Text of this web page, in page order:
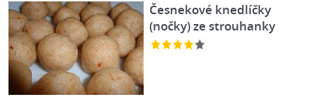
Česnekové knedlíčky
(nočky) ze strouhanky